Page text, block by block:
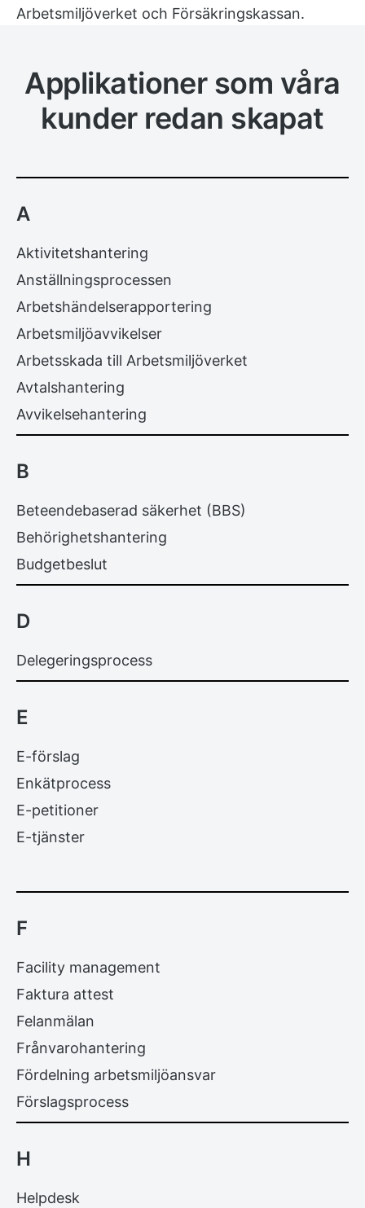
Arbetsmiljöverket och Försäkringskassan.
Applikationer som våra
kunder redan skapat
A
Aktivitetshantering
Anställningsprocessen
Arbetshändelserapportering
Arbetsmiljöavvikelser
Arbetsskada till Arbetsmiljöverket
Avtalshantering
Avvikelsehantering
B
Beteendebaserad säkerhet (BBS)
Behörighetshantering
Budgetbeslut
D
Delegeringsprocess
E
E-förslag
Enkätprocess
E-petitioner
E-tjänster
F
Facility management
Faktura attest
Felanmälan
Frånvarohantering
Fördelning arbetsmiljöansvar
Förslagsprocess
H
Helpdesk